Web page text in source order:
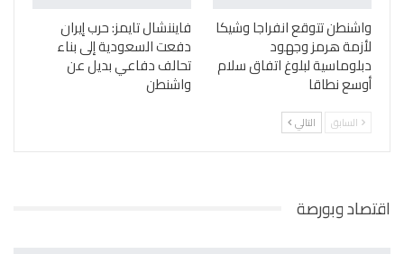
واشنطن تتوقع انفراجا وشيكا
لأزمة هرمز وجهود
دبلوماسية لبلوغ اتفاق سلام
أوسع نطاقا
فايننشال تايمز: حرب إيران
دفعت السعودية إلى بناء
تحالف دفاعي بديل عن
واشنطن
السابق التالي
اقتصاد وبورصة